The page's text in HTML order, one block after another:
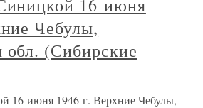
16 июня
Чебулы,
обл. (Сибирские
июня 1946 г. Верхние Чебулы,